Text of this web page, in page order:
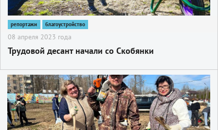
репортажи благоустройство
08 апреля 2023 года
Трудовой десант начали со Скобянки
2